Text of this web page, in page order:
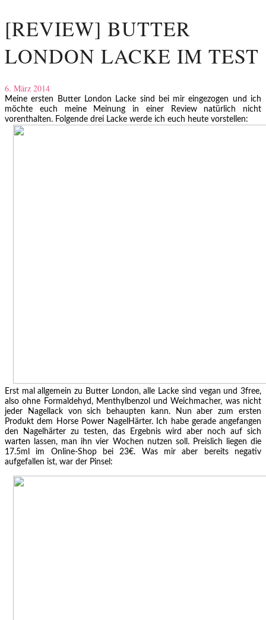
[REVIEW] BUTTER
LONDON LACKE IM TEST
6. März 2014
Meine ersten Butter London Lacke sind bei mir eingezogen und ich
möchte euch meine Meinung in einer Review natürlich nicht
vorenthalten. Folgende drei Lacke werde ich euch heute vorstellen:
Erst mal allgemein zu Butter London, alle Lacke sind vegan und 3free,
also ohne Formaldehyd,Menthylbenzol und Weichmacher, was nicht
jeder Nagellack von sich behaupten kann. Nun aber zum ersten
Produkt dem Horse Power NagelHärter. Ich habe gerade angefangen
den Nagelhärter zu testen, das Ergebnis wird aber noch auf sich
warten lassen, man ihn vier Wochen nutzen soll. Preislich liegen die
17.5ml im Online-Shop bei 23€. Was mir aber bereits negativ
aufgefallen ist, war der Pinsel: